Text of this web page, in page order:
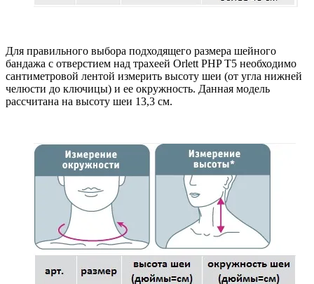
Для правильного выбора подходящего размера шейного
бандажа с отверстием над трахеей Orlett PHP T5 необходимо
сантиметровой лентой измерить высоту шеи (от угла нижней
челюсти до ключицы) и ее окружность. Данная модель
рассчитана на высоту шеи 13,3 см.